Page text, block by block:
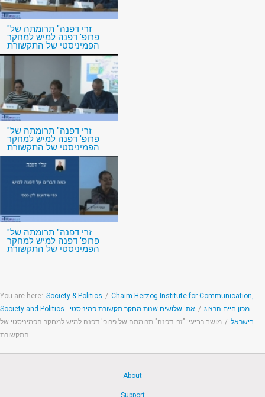
"זרי דפנה" תרומתה של
פרופ' דפנה למיש למחקר
הפמיניסטי של התקשורת
"זרי דפנה" תרומתה של
פרופ' דפנה למיש למחקר
הפמיניסטי של התקשורת
"זרי דפנה" תרומתה של
פרופ' דפנה למיש למחקר
הפמיניסטי של התקשורת
You are here: Society & Politics / Chaim Herzog Institute for Communication,
Society and Politics - מכון חיים הרצוג / את: שלושים שנות מחקר תקשורת פמיניסטי
בישראל / מושב רביעי: "זרי דפנה" תרומתה של פרופ' דפנה למיש למחקר הפמיניסטי של
התקשורת
About
Support